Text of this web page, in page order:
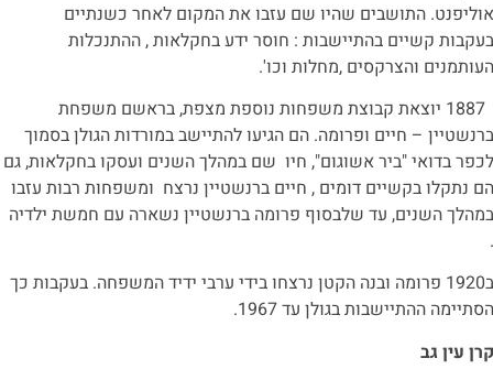
אוליפנט. התושבים שהיו שם עזבו את המקום לאחר כשנתיים
בעקבות קשיים בהתיישבות : חוסר ידע בחקלאות , ההתנכלות
העותמנים והצרקסים ,מחלות וכו'.
1887 יוצאת קבוצת משפחות נוספת מצפת, בראשם משפחת
ברנשטיין – חיים ופרומה. הם הגיעו להתיישב במורדות הגולן בסמוך
לכפר בדואי "ביר אשוגום", חיו שם במהלך השנים ועסקו בחקלאות, גם
הם נתקלו בקשיים דומים , חיים ברנשטיין נרצח ומשפחות רבות עזבו
במהלך השנים, עד שלבסוף פרומה ברנשטיין נשארה עם חמשת ילדיה
.
ב1920 פרומה ובנה הקטן נרצחו בידי ערבי ידיד המשפחה. בעקבות כך
הסתיימה ההתיישבות בגולן עד 1967.
קרן עין גב